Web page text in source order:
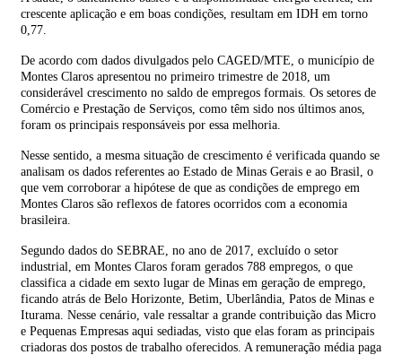
crescente aplicação e em boas condições, resultam em IDH em torno
0,77.
De acordo com dados divulgados pelo CAGED/MTE, o município de
Montes Claros apresentou no primeiro trimestre de 2018, um
considerável crescimento no saldo de empregos formais. Os setores de
Comércio e Prestação de Serviços, como têm sido nos últimos anos,
foram os principais responsáveis por essa melhoria.
Nesse sentido, a mesma situação de crescimento é verificada quando se
analisam os dados referentes ao Estado de Minas Gerais e ao Brasil, o
que vem corroborar a hipótese de que as condições de emprego em
Montes Claros são reflexos de fatores ocorridos com a economia
brasileira.
Segundo dados do SEBRAE, no ano de 2017, excluído o setor
industrial, em Montes Claros foram gerados 788 empregos, o que
classifica a cidade em sexto lugar de Minas em geração de emprego,
ficando atrás de Belo Horizonte, Betim, Uberlândia, Patos de Minas e
Iturama. Nesse cenário, vale ressaltar a grande contribuição das Micro
e Pequenas Empresas aqui sediadas, visto que elas foram as principais
criadoras dos postos de trabalho oferecidos. A remuneração média paga